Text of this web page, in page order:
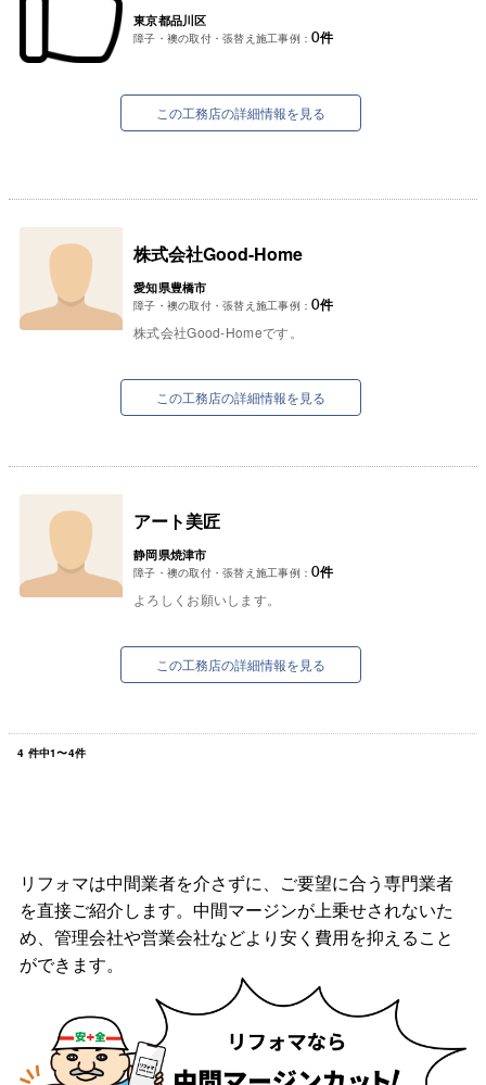
東京都品川区
障子・襖の取付・張替え施工事例： 0件
この工務店の詳細情報を見る
株式会社Good-Home
愛知県豊橋市
障子・襖の取付・張替え施工事例： 0件
株式会社Good-Homeです。
この工務店の詳細情報を見る
アート美匠
静岡県焼津市
障子・襖の取付・張替え施工事例： 0件
よろしくお願いします。
この工務店の詳細情報を見る
4 件中1〜4件
リフォマは中間業者を介さずに、ご要望に合う専門業者
を直接ご紹介します。中間マージンが上乗せされないた
め、管理会社や営業会社などより安く費用を抑えること
ができます。